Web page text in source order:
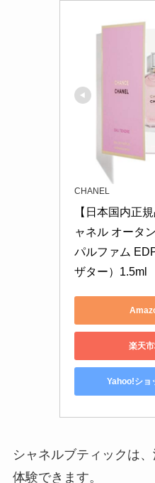
CHANEL
【日本国内正
ャネル オータ
パルファム
ザター）1.5ml
楽天
Yahoo!ショ
シャネルブティックは
体験できます。